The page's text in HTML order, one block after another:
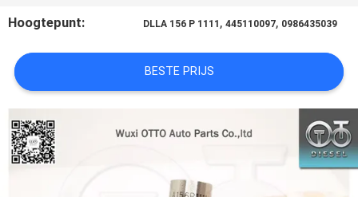
NIEUWS
GEVALLEN
SITEMAP
PRIVACY
Hoogtepunt: DLLA 156 P 1111 ,445110097, 0986435039
BESTE PRIJS